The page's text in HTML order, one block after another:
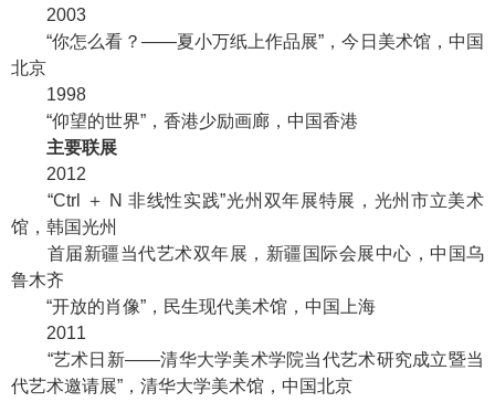
2003
“你怎么看？——夏小万纸上作品展”，今日美术馆，中国
北京
1998
“仰望的世界”，香港少励画廊，中国香港
主要联展
2012
“Ctrl ＋ N 非线性实践”光州双年展特展，光州市立美术
馆，韩国光州
首届新疆当代艺术双年展，新疆国际会展中心，中国乌
鲁木齐
“开放的肖像”，民生现代美术馆，中国上海
2011
“艺术日新——清华大学美术学院当代艺术研究成立暨当
代艺术邀请展”，清华大学美术馆，中国北京